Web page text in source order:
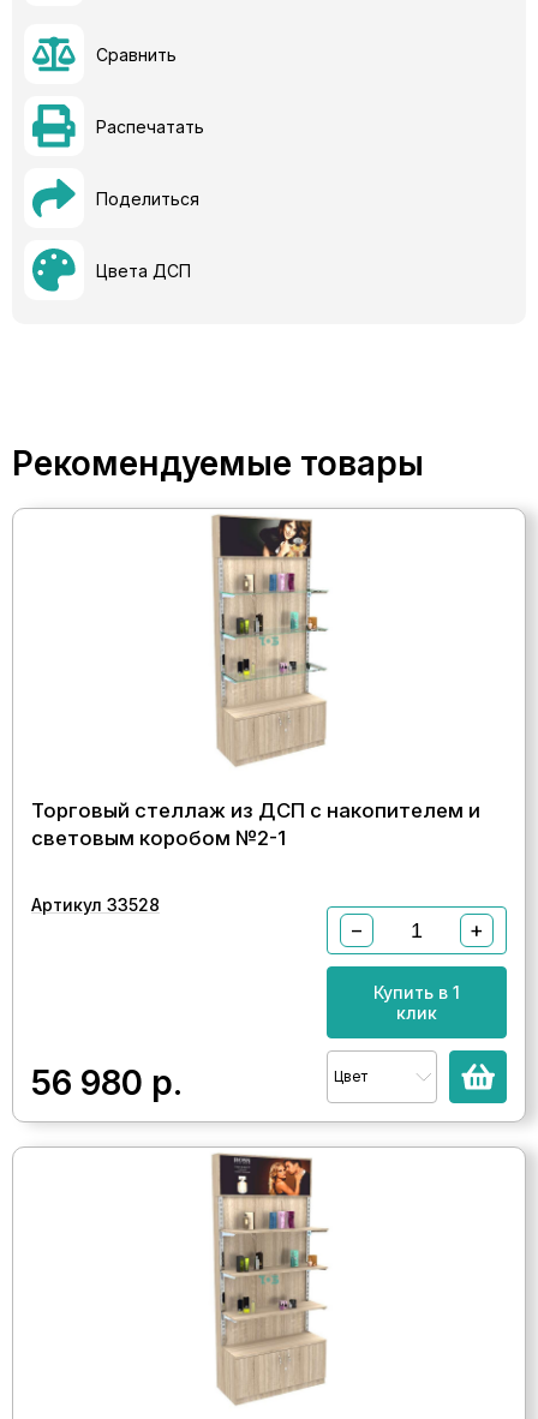
Сравнить
Распечатать
Поделиться
Цвета ДСП
Рекомендуемые товары
Торговый стеллаж из ДСП с накопителем и
световым коробом №2-1
Артикул 33528
56 980 р.
− +
Купить в 1
клик
Цвет